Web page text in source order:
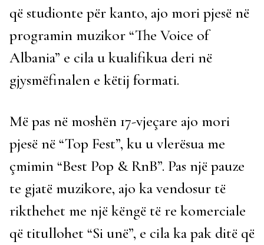
që studionte për kanto, ajo mori pjesë në
programin muzikor “The Voice of
Albania” e cila u kualifikua deri në
gjysmëfinalen e këtij formati.
Më pas në moshën 17-vjeçare ajo mori
pjesë në “Top Fest”, ku u vlerësua me
çmimin “Best Pop & RnB”. Pas një pauze
te gjatë muzikore, ajo ka vendosur të
rikthehet me një këngë të re komerciale
që titullohet “Si unë”, e cila ka pak ditë që